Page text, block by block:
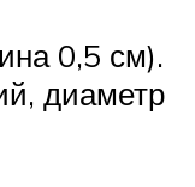
0,5 см).
диаметр